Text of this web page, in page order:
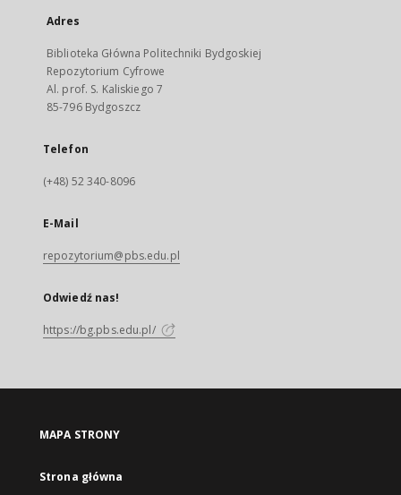
Adres
Biblioteka Główna Politechniki Bydgoskiej
Repozytorium Cyfrowe
Al. prof. S. Kaliskiego 7
85-796 Bydgoszcz
Telefon
(+48) 52 340-8096
E-Mail
repozytorium@pbs.edu.pl
Odwiedź nas!
https://bg.pbs.edu.pl/
MAPA STRONY
Strona główna